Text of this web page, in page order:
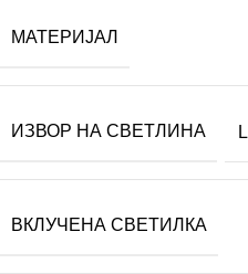
МАТЕРИЈАЛ
ИЗВОР НА СВЕТЛИНА
ВКЛУЧЕНА СВЕТИЛКА